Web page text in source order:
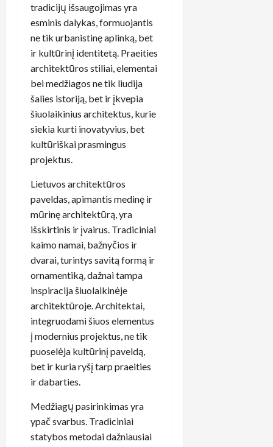
tradicijų išsaugojimas yra
esminis dalykas, formuojantis
ne tik urbanistinę aplinką, bet
ir kultūrinį identitetą. Praeities
architektūros stiliai, elementai
bei medžiagos ne tik liudija
šalies istoriją, bet ir įkvepia
šiuolaikinius architektus, kurie
siekia kurti inovatyvius, bet
kultūriškai prasmingus
projektus.
Lietuvos architektūros
paveldas, apimantis medinę ir
mūrinę architektūrą, yra
išskirtinis ir įvairus. Tradiciniai
kaimo namai, bažnyčios ir
dvarai, turintys savitą formą ir
ornamentiką, dažnai tampa
inspiracija šiuolaikinėje
architektūroje. Architektai,
integruodami šiuos elementus
į modernius projektus, ne tik
puoselėja kultūrinį paveldą,
bet ir kuria ryšį tarp praeities
ir dabarties.
Medžiagų pasirinkimas yra
ypač svarbus. Tradiciniai
statybos metodai dažniausiai